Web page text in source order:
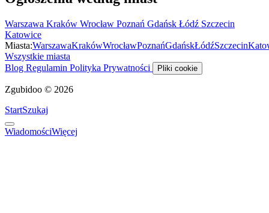
Warszawa Kraków Wrocław Poznań Gdańsk Łódź Szczecin
Katowice
Miasta:WarszawaKrakówWrocławPoznańGdańskŁódźSzczecin
Wszystkie miasta
Blog Regulamin Polityka Prywatności Pliki cookie
Zgubidoo © 2026
StartSzukaj
WiadomościWięcej